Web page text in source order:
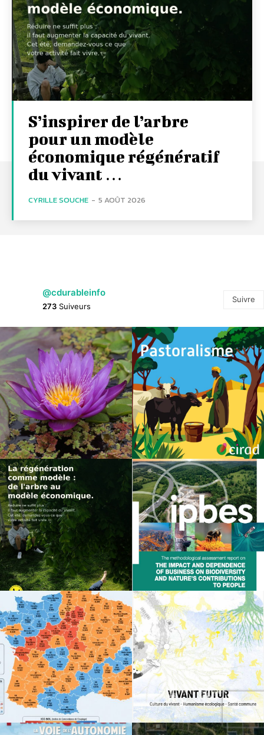
S’inspirer de l’arbre
pour un modèle
économique régénératif
du vivant …
CYRILLE SOUCHE - 5 AOÛT 2026
@cdurableinfo
273 Suiveurs
Suivre